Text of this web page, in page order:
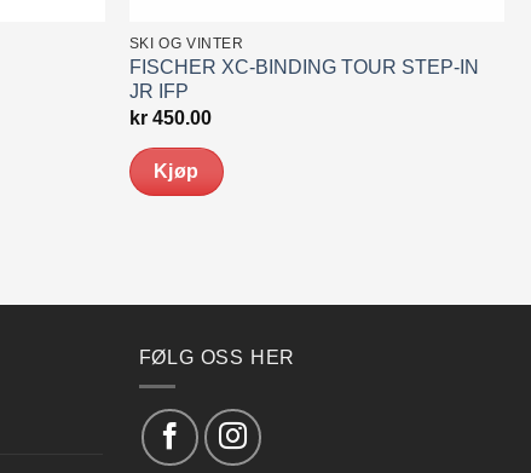
SKI OG VINTER
FISCHER XC-BINDING TOUR STEP-IN
JR IFP
kr450.00
Kjøp
FØLG OSS HER